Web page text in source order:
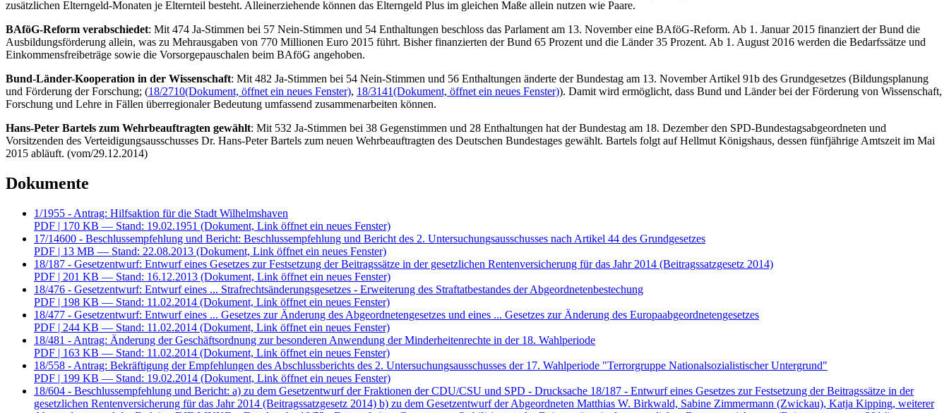
zusätzlichen Elterngeld-Monaten je Elternteil besteht. Alleinerziehende können das Elterngeld Plus im gleichen Maße allein nutzen wie Paare.
BAföG-Reform verabschiedet: Mit 474 Ja-Stimmen bei 57 Nein-Stimmen und 54 Enthaltungen beschloss das Parlament am 13. November eine BAföG-Reform. Ab 1. Januar 2015 finanziert der Bund die
Ausbildungsförderung allein, was zu Mehrausgaben von 770 Millionen Euro 2015 führt. Bisher finanzierten der Bund 65 Prozent und die Länder 35 Prozent. Ab 1. August 2016 werden die Bedarfssätze und
Einkommensfreibeträge sowie die Vorsorgepauschalen beim BAföG angehoben.
Bund-Länder-Kooperation in der Wissenschaft: Mit 482 Ja-Stimmen bei 54 Nein-Stimmen und 56 Enthaltungen änderte der Bundestag am 13. November Artikel 91b des Grundgesetzes (Bildungsplanung
und Förderung der Forschung; (18/2710(Dokument, öffnet ein neues Fenster), 18/3141(Dokument, öffnet ein neues Fenster)). Damit wird ermöglicht, dass Bund und Länder bei der Förderung von Wissenschaft,
Forschung und Lehre in Fällen überregionaler Bedeutung umfassend zusammenarbeiten können.
Hans-Peter Bartels zum Wehrbeauftragten gewählt: Mit 532 Ja-Stimmen bei 38 Gegenstimmen und 28 Enthaltungen hat der Bundestag am 18. Dezember den SPD-Bundestagsabgeordneten und
Vorsitzenden des Verteidigungsausschusses Dr. Hans-Peter Bartels zum neuen Wehrbeauftragten des Deutschen Bundestages gewählt. Bartels folgt auf Hellmut Königshaus, dessen fünfjährige Amtszeit im Mai
2015 abläuft. (vom/29.12.2014)
Dokumente
1/1955 - Antrag: Hilfsaktion für die Stadt Wilhelmshaven
PDF | 170 KB — Stand: 19.02.1951 (Dokument, Link öffnet ein neues Fenster)
17/14600 - Beschlussempfehlung und Bericht: Beschlussempfehlung und Bericht des 2. Untersuchungsausschusses nach Artikel 44 des Grundgesetzes
PDF | 13 MB — Stand: 22.08.2013 (Dokument, Link öffnet ein neues Fenster)
18/187 - Gesetzentwurf: Entwurf eines Gesetzes zur Festsetzung der Beitragssätze in der gesetzlichen Rentenversicherung für das Jahr 2014 (Beitragssatzgesetz 2014)
PDF | 201 KB — Stand: 16.12.2013 (Dokument, Link öffnet ein neues Fenster)
18/476 - Gesetzentwurf: Entwurf eines ... Strafrechtsänderungsgesetzes - Erweiterung des Straftatbestandes der Abgeordnetenbestechung
PDF | 198 KB — Stand: 11.02.2014 (Dokument, Link öffnet ein neues Fenster)
18/477 - Gesetzentwurf: Entwurf eines ... Gesetzes zur Änderung des Abgeordnetengesetzes und eines ... Gesetzes zur Änderung des Europaabgeordnetengesetzes
PDF | 244 KB — Stand: 11.02.2014 (Dokument, Link öffnet ein neues Fenster)
18/481 - Antrag: Änderung der Geschäftsordnung zur besonderen Anwendung der Minderheitenrechte in der 18. Wahlperiode
PDF | 163 KB — Stand: 11.02.2014 (Dokument, Link öffnet ein neues Fenster)
18/558 - Antrag: Bekräftigung der Empfehlungen des Abschlussberichts des 2. Untersuchungsausschusses der 17. Wahlperiode "Terrorgruppe Nationalsozialistischer Untergrund"
PDF | 199 KB — Stand: 19.02.2014 (Dokument, Link öffnet ein neues Fenster)
18/604 - Beschlussempfehlung und Bericht: a) zu dem Gesetzentwurf der Fraktionen der CDU/CSU und SPD - Drucksache 18/187 - Entwurf eines Gesetzes zur Festsetzung der Beitragssätze in der
gesetzlichen Rentenversicherung für das Jahr 2014 (Beitragssatzgesetz 2014) b) zu dem Gesetzentwurf der Abgeordneten Matthias W. Birkwald, Sabine Zimmermann (Zwickau), Katja Kipping, weiterer